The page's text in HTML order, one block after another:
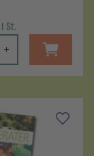
St.
+